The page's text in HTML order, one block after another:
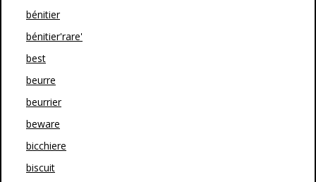
bénitier
bénitier'rare'
best
beurre
beurrier
beware
bicchiere
biscuit